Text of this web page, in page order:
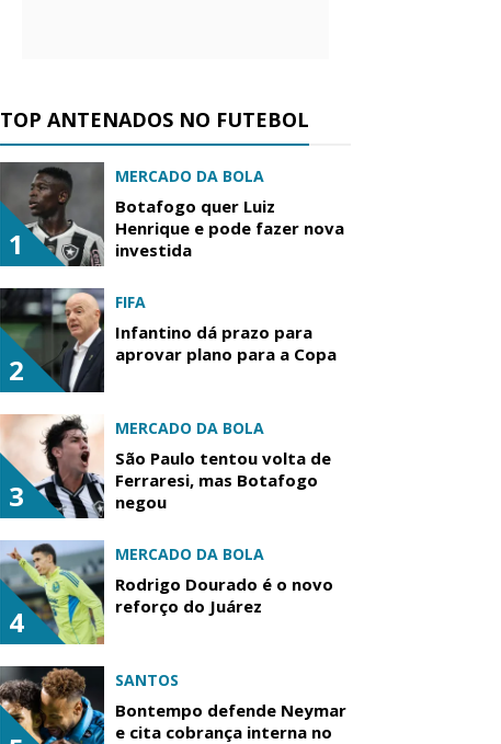
TOP ANTENADOS NO FUTEBOL
1
MERCADO DA BOLA
Botafogo quer Luiz
Henrique e pode fazer nova
investida
2
FIFA
Infantino dá prazo para
aprovar plano para a Copa
3
MERCADO DA BOLA
São Paulo tentou volta de
Ferraresi, mas Botafogo
negou
4
MERCADO DA BOLA
Rodrigo Dourado é o novo
reforço do Juárez
SANTOS
Bontempo defende Neymar
e cita cobrança interna no